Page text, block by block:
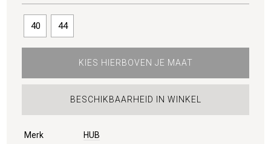
40 44
KIES HIERBOVEN JE MAAT
BESCHIKBAARHEID IN WINKEL
Merk
HUB